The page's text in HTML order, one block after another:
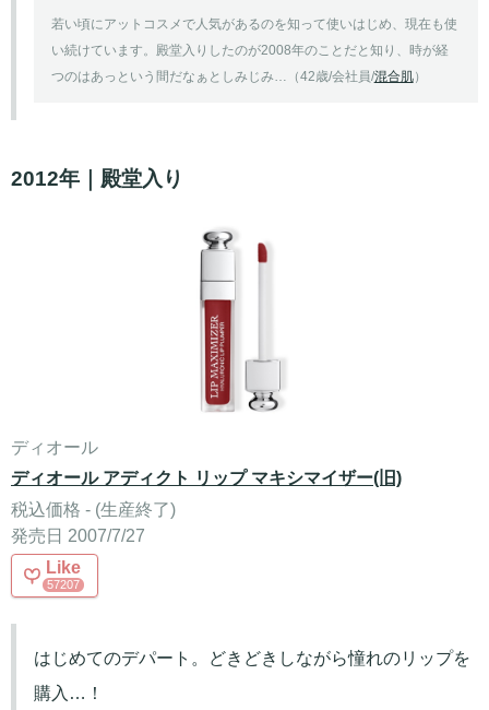
若い頃にアットコスメで人気があるのを知って使いはじめ、現在も使
い続けています。殿堂入りしたのが2008年のことだと知り、時が経
つのはあっという間だなぁとしみじみ…（42歳/会社員/混合肌）
2012年｜殿堂入り
ディオール
ディオール アディクト リップ マキシマイザー(旧)
税込価格 - (生産終了)
発売日 2007/7/27
Like
57207
はじめてのデパート。どきどきしながら憧れのリップを
購入…！